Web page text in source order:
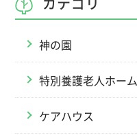
カテゴリ
神の園
特別養護老人ホーム
ケアハウス